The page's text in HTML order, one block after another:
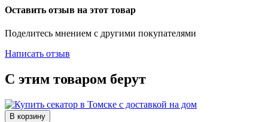
Оставить отзыв на этот товар
Поделитесь мнением с другими покупателями
Написать отзыв
С этим товаром берут
В корзину